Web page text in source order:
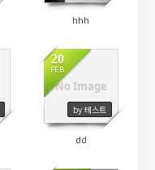
hhh
No Image
20
FEB
by 테스트
1758
dd